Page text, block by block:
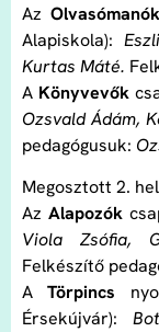
Az Olvasómanók
Alapiskola):
Kurtas Máté.
A Könyvevők
Ozsvald Ádám,
pedagógusuk:
Megosztott 2.
AzAlapozók
Viola Zsófia,
Felkészítő
ATörpincs
Érsekújvár):